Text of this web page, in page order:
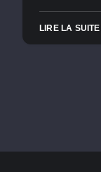
LIRE LA SUITE